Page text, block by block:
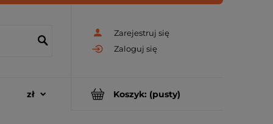
Zarejestruj się
Zaloguj się
Koszyk: (pusty)